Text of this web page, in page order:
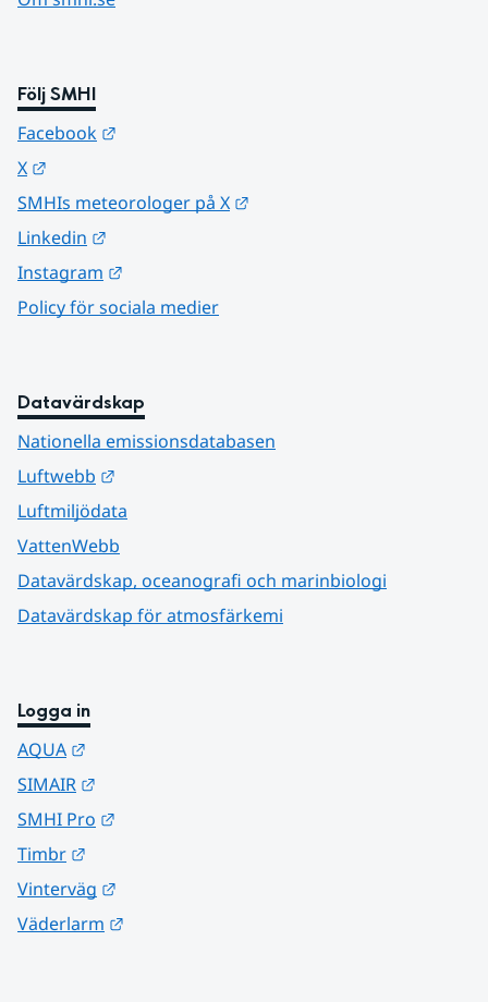
Följ SMHI
Facebook
X
SMHIs meteorologer på X
Linkedin
Instagram
Policy för sociala medier
Datavärdskap
Nationella emissionsdatabasen
Luftwebb
Luftmiljödata
VattenWebb
Datavärdskap, oceanografi och marinbiologi
Datavärdskap för atmosfärkemi
Logga in
AQUA
SIMAIR
SMHI Pro
Timbr
Vinterväg
Väderlarm